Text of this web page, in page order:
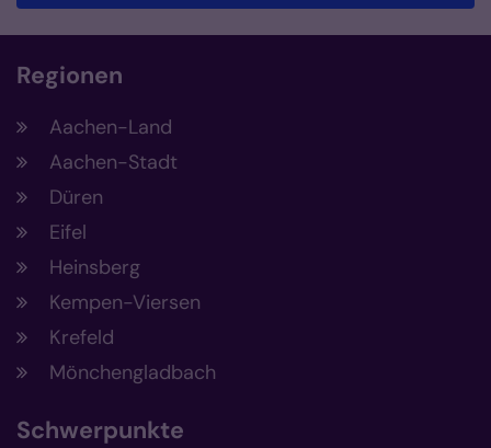
Regionen
Aachen-Land
Aachen-Stadt
Düren
Eifel
Heinsberg
Kempen-Viersen
Krefeld
Mönchengladbach
Schwerpunkte